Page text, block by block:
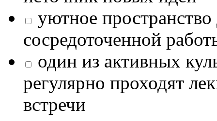
уютное
сосредоточенной
один из активных
регулярно проходят
встречи